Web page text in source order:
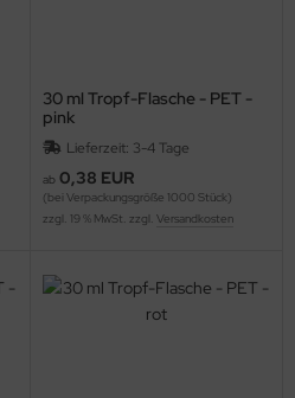
30 ml Tropf-Flasche - PET -
pink
Lieferzeit: 3-4 Tage
ab 0,38 EUR
(bei Verpackungsgröße 1000 Stück)
zzgl. 19 % MwSt. zzgl. Versandkosten